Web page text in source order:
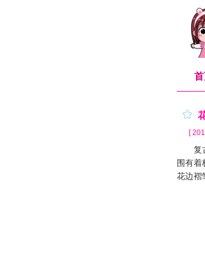
[
复古
围有着
花边褶